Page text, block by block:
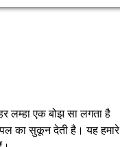
लम्हा एक बोझ सा लगता है
का सुकून देती है। यह हमारे